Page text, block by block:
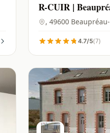
R-CUIR |
, 49600
4.7/5(7)